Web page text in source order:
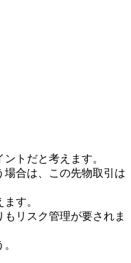
トだと考えます。
合は、この先物取引は
す。
リスク管理が要されま